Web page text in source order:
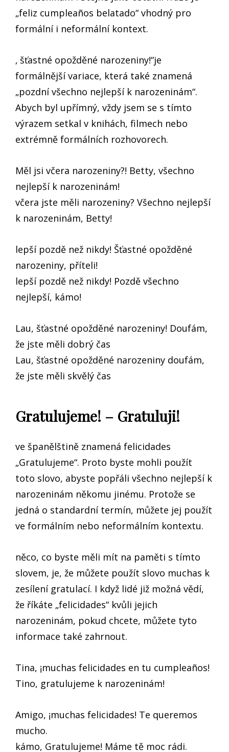
„feliz cumpleaños belatado“ vhodný pro
formální i neformální kontext.
‚ šťastné opožděné narozeniny!“je
formálnější variace, která také znamená
„pozdní všechno nejlepší k narozeninám“.
Abych byl upřímný, vždy jsem se s tímto
výrazem setkal v knihách, filmech nebo
extrémně formálních rozhovorech.
Měl jsi včera narozeniny?! Betty, všechno
nejlepší k narozeninám!
včera jste měli narozeniny? Všechno nejlepší
k narozeninám, Betty!
lepší pozdě než nikdy! Šťastné opožděné
narozeniny, příteli!
lepší pozdě než nikdy! Pozdě všechno
nejlepší, kámo!
Lau, šťastné opožděné narozeniny! Doufám,
že jste měli dobrý čas
Lau, šťastné opožděné narozeniny doufám,
že jste měli skvělý čas
Gratulujeme! – Gratuluji!
ve španělštině znamená felicidades
„Gratulujeme“. Proto byste mohli použít
toto slovo, abyste popřáli všechno nejlepší k
narozeninám někomu jinému. Protože se
jedná o standardní termín, můžete jej použít
ve formálním nebo neformálním kontextu.
něco, co byste měli mít na paměti s tímto
slovem, je, že můžete použít slovo muchas k
zesílení gratulací. I když lidé již možná vědí,
že říkáte „felicidades“ kvůli jejich
narozeninám, pokud chcete, můžete tyto
informace také zahrnout.
Tina, ¡muchas felicidades en tu cumpleaños!
Tino, gratulujeme k narozeninám!
Amigo, ¡muchas felicidades! Te queremos
mucho.
kámo, Gratulujeme! Máme tě moc rádi.